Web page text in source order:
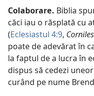
Colaborare. Biblia
căci iau o răsplată cu
(Eclesiastul 4:9,
poate de adevărat în
la faptul de a lucra în
dispus să cedezi
curând pe nume